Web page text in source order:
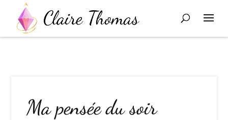
Ma pensée du soir